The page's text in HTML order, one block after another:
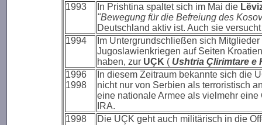
1993
In Prishtina spaltet sich im Mai die
"Bewegung für die Befreiung des
Deutschland aktiv ist. Auch sie
1994
Im Untergrundschließen sich
Jugoslawienkriegen auf Seiten
haben, zur UÇK ( Ushtria Çlirimtare e
1996
1998
In diesem Zeitraum bekannte sich die
nicht nur von Serbien als terroristisch
eine nationale Armee als vielmehr
IRA.
1998
Die UÇK geht auch militärisch in die